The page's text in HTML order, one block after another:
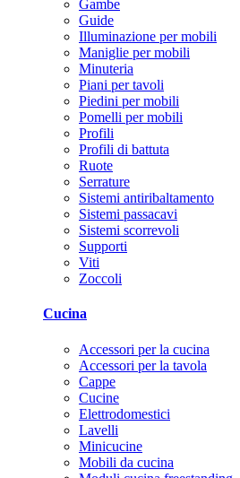
Gambe
Guide
Illuminazione per mobili
Maniglie per mobili
Minuteria
Piani per tavoli
Piedini per mobili
Pomelli per mobili
Profili
Profili di battuta
Ruote
Serrature
Sistemi antiribaltamento
Sistemi passacavi
Sistemi scorrevoli
Supporti
Viti
Zoccoli
Cucina
Accessori per la cucina
Accessori per la tavola
Cappe
Cucine
Elettrodomestici
Lavelli
Minicucine
Mobili da cucina